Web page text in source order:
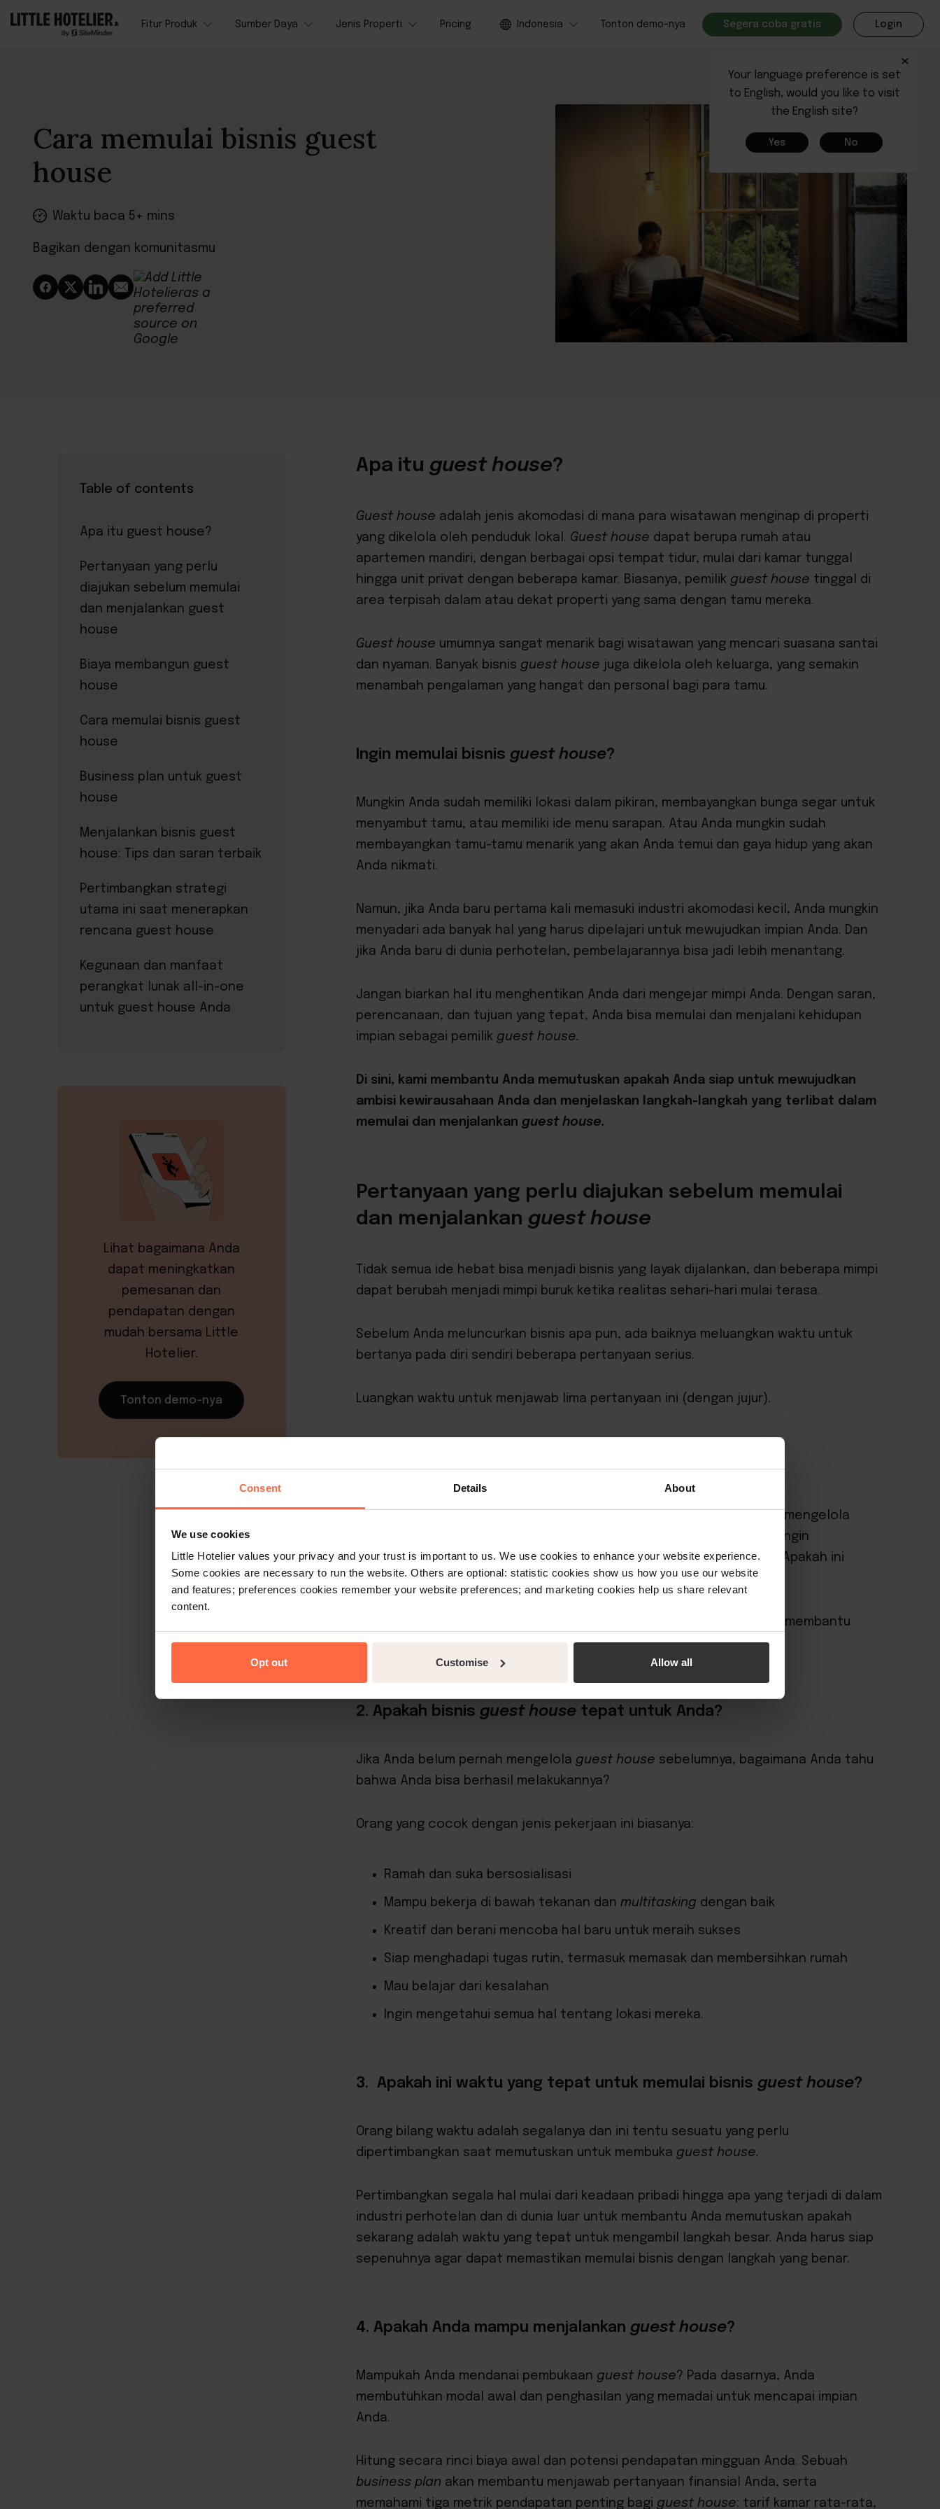
Consent Details About
We use cookies
Little Hotelier values your privacy and your trust is important to us. We use cookies to enhance your website experience.
Some cookies are necessary to run the website. Others are optional: statistic cookies show us how you use our website
and features; preferences cookies remember your website preferences; and marketing cookies help us share relevant
content.
Opt out Customise Allow all
Fitur Produk Sumber Daya Jenis Properti Pricing Indonesia Tonton demo-nya Segera coba gratis Login
×
Your language preference is set
to English, would you like to visit
the English site?
Yes No
Cara memulai bisnis guest
house
Waktu baca 5+ mins
Bagikan dengan komunitasmu
Apa itu guest house?
Guest house adalah jenis akomodasi di mana para wisatawan menginap di properti
yang dikelola oleh penduduk lokal. Guest house dapat berupa rumah atau
apartemen mandiri, dengan berbagai opsi tempat tidur, mulai dari kamar tunggal
hingga unit privat dengan beberapa kamar. Biasanya, pemilik guest house tinggal di
area terpisah dalam atau dekat properti yang sama dengan tamu mereka.
Guest house umumnya sangat menarik bagi wisatawan yang mencari suasana santai
dan nyaman. Banyak bisnis guest house juga dikelola oleh keluarga, yang semakin
menambah pengalaman yang hangat dan personal bagi para tamu.
Ingin memulai bisnis guest house?
Mungkin Anda sudah memiliki lokasi dalam pikiran, membayangkan bunga segar untuk
menyambut tamu, atau memiliki ide menu sarapan. Atau Anda mungkin sudah
membayangkan tamu-tamu menarik yang akan Anda temui dan gaya hidup yang akan
Anda nikmati.
Namun, jika Anda baru pertama kali memasuki industri akomodasi kecil, Anda mungkin
menyadari ada banyak hal yang harus dipelajari untuk mewujudkan impian Anda. Dan
jika Anda baru di dunia perhotelan, pembelajarannya bisa jadi lebih menantang.
Jangan biarkan hal itu menghentikan Anda dari mengejar mimpi Anda. Dengan saran,
perencanaan, dan tujuan yang tepat, Anda bisa memulai dan menjalani kehidupan
impian sebagai pemilik guest house.
Di sini, kami membantu Anda memutuskan apakah Anda siap untuk mewujudkan
ambisi kewirausahaan Anda dan menjelaskan langkah-langkah yang terlibat dalam
memulai dan menjalankan guest house.
Pertanyaan yang perlu diajukan sebelum memulai
dan menjalankan guest house
Tidak semua ide hebat bisa menjadi bisnis yang layak dijalankan, dan beberapa mimpi
dapat berubah menjadi mimpi buruk ketika realitas sehari-hari mulai terasa.
Sebelum Anda meluncurkan bisnis apa pun, ada baiknya meluangkan waktu untuk
bertanya pada diri sendiri beberapa pertanyaan serius.
Luangkan waktu untuk menjawab lima pertanyaan ini (dengan jujur).
1. Apa alasan Anda?
? Apakah Anda selalu ingin mengelola
setelah menginap di salah satunya, atau hanya karena ingin
menghasilkan uang? Apakah Anda ingin menjadi bos bagi diri sendiri? Apakah ini
bagian dari perubahan gaya hidup yang lebih besar?
Apa pun jawaban Anda, mengetahui “alasan dan motivasi” Anda akan membantu
membuat keputusan yang baik sekarang dan di masa depan.
2. Apakah bisnis guest house tepat untuk Anda?
Jika Anda belum pernah mengelola guest house sebelumnya, bagaimana Anda tahu
bahwa Anda bisa berhasil melakukannya?
Orang yang cocok dengan jenis pekerjaan ini biasanya:
Ramah dan suka bersosialisasi
Mampu bekerja di bawah tekanan dan multitasking dengan baik
Kreatif dan berani mencoba hal baru untuk meraih sukses
Siap menghadapi tugas rutin, termasuk memasak dan membersihkan rumah
Mau belajar dari kesalahan
Ingin mengetahui semua hal tentang lokasi mereka.
3. Apakah ini waktu yang tepat untuk memulai bisnis guest house?
Orang bilang waktu adalah segalanya dan ini tentu sesuatu yang perlu
dipertimbangkan saat memutuskan untuk membuka guest house.
Pertimbangkan segala hal mulai dari keadaan pribadi hingga apa yang terjadi di dalam
industri perhotelan dan di dunia luar untuk membantu Anda memutuskan apakah
sekarang adalah waktu yang tepat untuk mengambil langkah besar. Anda harus siap
sepenuhnya agar dapat memastikan memulai bisnis dengan langkah yang benar.
4. Apakah Anda mampu menjalankan guest house?
Mampukah Anda mendanai pembukaan guest house? Pada dasarnya, Anda
membutuhkan modal awal dan penghasilan yang memadai untuk mencapai impian
Anda.
Hitung secara rinci biaya awal dan potensi pendapatan mingguan Anda. Sebuah
business plan akan membantu menjawab pertanyaan finansial Anda, serta
memahami tiga metrik pendapatan penting bagi guest house: tarif kamar rata-rata,
Table of contents
Apa itu guest house?
Pertanyaan yang perlu
diajukan sebelum memulai
dan menjalankan guest
house
Biaya membangun guest
house
Cara memulai bisnis guest
house
Business plan untuk guest
house
Menjalankan bisnis guest
house: Tips dan saran terbaik
Pertimbangkan strategi
utama ini saat menerapkan
rencana guest house
Kegunaan dan manfaat
perangkat lunak all-in-one
untuk guest house Anda
Lihat bagaimana Anda
dapat meningkatkan
pemesanan dan
pendapatan dengan
mudah bersama Little
Hotelier.
Tonton demo-nya